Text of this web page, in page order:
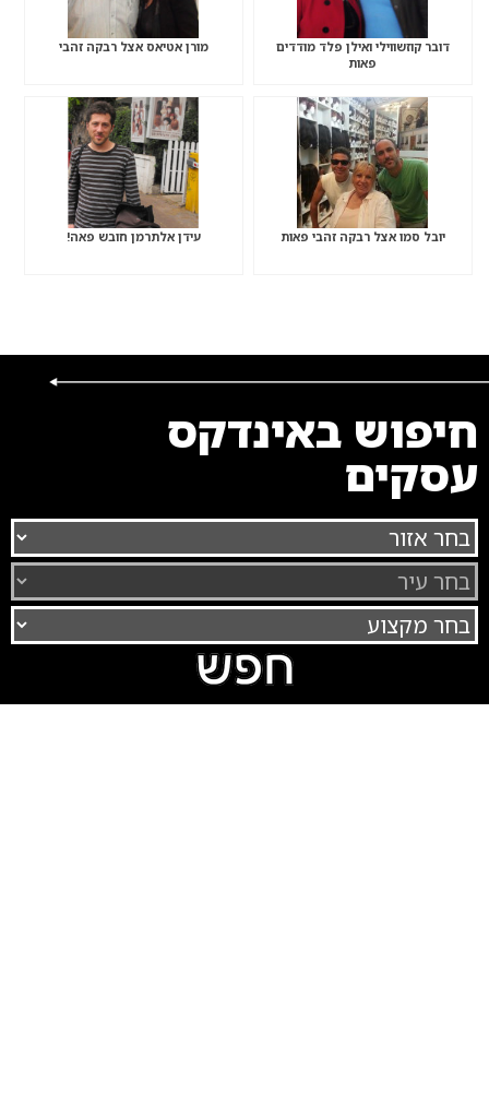
דובר קוזשווילי ואילן פלד מודדים
פאות
מורן אטיאס אצל רבקה זהבי
יובל סמו אצל רבקה זהבי פאות עידן אלתרמן חובש פאה!
חיפוש באינדקס
עסקים